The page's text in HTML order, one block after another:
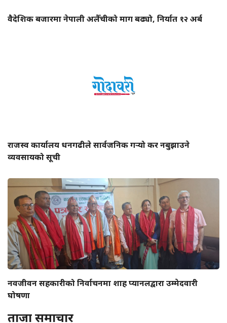
वैदेशिक बजारमा नेपाली अलैँचीको माग बढ्यो, निर्यात १२ अर्ब
राजस्व कार्यालय धनगढीले सार्वजनिक गर्‍यो कर नबुझाउने
व्यवसायको सूची
नवजीवन सहकारीको निर्वाचनमा शाह प्यानलद्वारा उम्मेदवारी
घोषणा
ताजा समाचार